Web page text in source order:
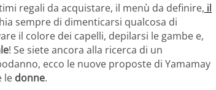
regali da acquistare, il menù da definire, il
sempre di dimenticarsi qualcosa di
il colore dei capelli, depilarsi le gambe e,
! Se siete ancora alla ricerca di un
ecco le nuove proposte di Yamamay
le donne.